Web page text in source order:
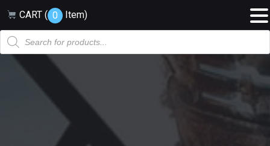
CART ( 0 Item)
Products
search